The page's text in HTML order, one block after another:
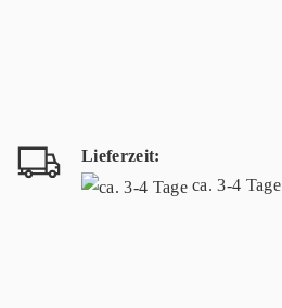
Lieferzeit:
ca. 3-4 Tage